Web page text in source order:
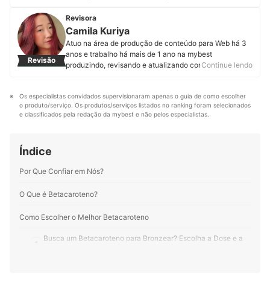
5 anos como consultora científica na farmácia de
manipulação Fórmula Ativa e desde 2017 atua na
clínica de neurologia Regenerati. A doutora também
realiza consultas domiciliares. Não deixe de segui-la
em seu perfil do Instagram. Os contatos profissionais
podem ser realizados via Doctoralia.
Revisão
Revisora
Camila Kuriya
Atuo na área de produção de conteúdo para Web há 3
anos e trabalho há mais de 1 ano na mybest
produzindo, revisando e atualizando conteúdos de
aos nossos usuários para que eles façam sempre a
melhor escolha.
Perfil de Camila Kuriya
Continue lendo
Os especialistas convidados supervisionaram apenas o guia de como escolher
o produto/serviço. Os produtos/serviços listados no ranking foram selecionados
e classificados pela redação da mybest e não pelos especialistas.
Índice
Por Que Confiar em Nós?
O Que é Betacaroteno?
Como Escolher o Melhor Betacaroteno
1
Busca um Betacaroteno para Bronzear? Escolha a Dose e a